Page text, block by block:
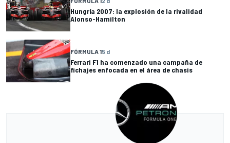
Hungría 2007: la explosión de la rivalidad
Alonso-Hamilton
FÓRMULA 15 d
Ferrari F1 ha comenzado una campaña de
fichajes enfocada en el área de chasis